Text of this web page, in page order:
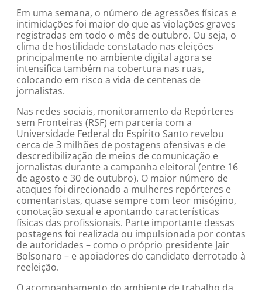
Em uma semana, o número de agressões físicas e
intimidações foi maior do que as violações graves
registradas em todo o mês de outubro. Ou seja, o
clima de hostilidade constatado nas eleições
principalmente no ambiente digital agora se
intensifica também na cobertura nas ruas,
colocando em risco a vida de centenas de
jornalistas.
Nas redes sociais, monitoramento da Repórteres
sem Fronteiras (RSF) em parceria com a
Universidade Federal do Espírito Santo revelou
cerca de 3 milhões de postagens ofensivas e de
descredibilização de meios de comunicação e
jornalistas durante a campanha eleitoral (entre 16
de agosto e 30 de outubro). O maior número de
ataques foi direcionado a mulheres repórteres e
comentaristas, quase sempre com teor misógino,
conotação sexual e apontando características
físicas das profissionais. Parte importante dessas
postagens foi realizada ou impulsionada por contas
de autoridades – como o próprio presidente Jair
Bolsonaro – e apoiadores do candidato derrotado à
reeleição.